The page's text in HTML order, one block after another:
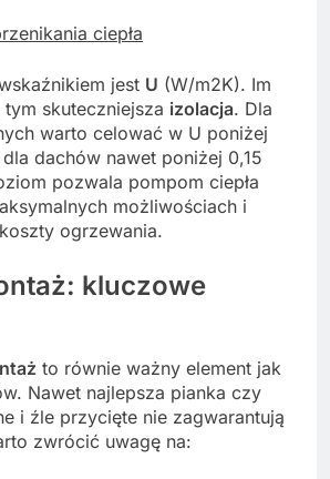
ciepła
jest U (W/m2K). Im
skuteczniejsza izolacja. Dla
warto celować w U poniżej
dachów nawet poniżej 0,15
pozwala pompom ciepła
możliwościach i
ogrzewania.
kluczowe
to równie ważny element jak
Nawet najlepsza pianka czy
i źle przycięte nie zagwarantują
zwrócić uwagę na: